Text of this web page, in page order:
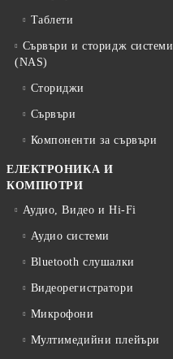
Таблети
Сървъри и сторидж системи
(NAS)
Сториджи
Сървъри
Компоненти за сървъри
ЕЛЕКТРОНИКА И
КОМПЮТРИ
Аудио, Видео и Hi-Fi
Аудио системи
Bluetooth слушалки
Видеорегистратори
Микрофони
Мултимедийни плейъри